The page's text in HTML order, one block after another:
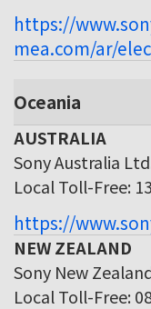
https://
mea.com/ar/
Oceania
AUSTRALIA
Sony Australia
Local Toll-Free:
https://
NEW ZEALAND
Sony New
Local Toll-Free: